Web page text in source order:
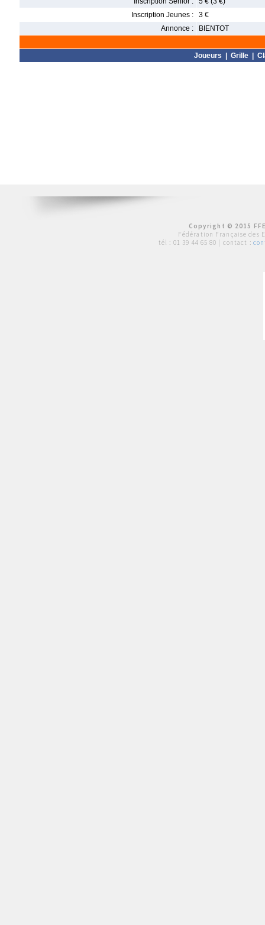
Inscription Jeunes :
3 €
Annonce :
BIENTOT
Joueurs Grille|
Copyright © 2015
Fédération Française des
tél : 01 39 44 65 80 | contact :